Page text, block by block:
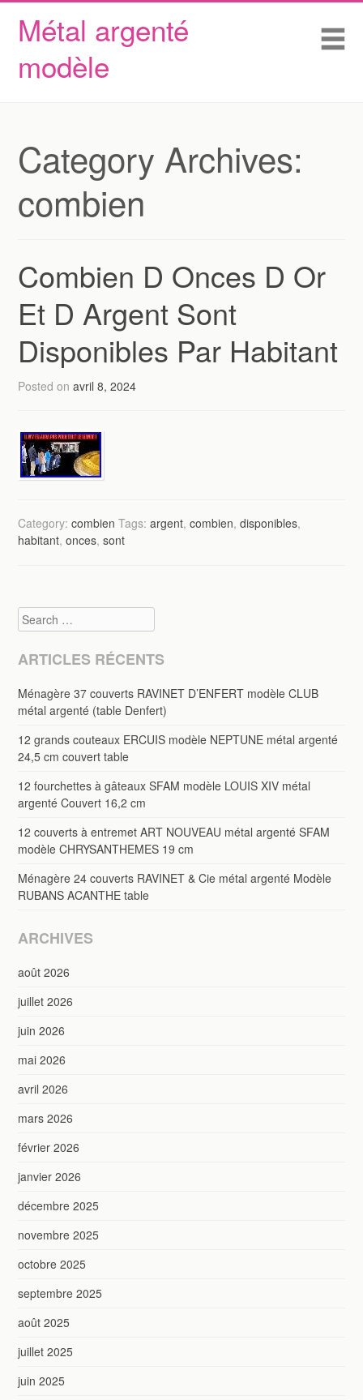
Métal argenté
modèle
Skip to content
Accueil
Conditions d’utilisation
Category Archives:
combien
Combien D Onces D Or
Et D Argent Sont
Disponibles Par Habitant
Posted onavril 8, 2024
Category:combien Tags:argent,combien,disponibles,
habitant,onces,sont
Search
ARTICLES RÉCENTS
Ménagère 37 couverts RAVINET D’ENFERT modèle CLUB
métal argenté (table Denfert)
12 grands couteaux ERCUIS modèle NEPTUNE métal argenté
24,5 cm couvert table
12 fourchettes à gâteaux SFAM modèle LOUIS XIV métal
argenté Couvert 16,2 cm
12 couverts à entremet ART NOUVEAU métal argenté SFAM
modèle CHRYSANTHEMES 19 cm
Ménagère 24 couverts RAVINET & Cie métal argenté Modèle
RUBANS ACANTHE table
ARCHIVES
août 2026
juillet 2026
juin 2026
mai 2026
avril 2026
mars 2026
février 2026
janvier 2026
décembre 2025
novembre 2025
octobre 2025
septembre 2025
août 2025
juillet 2025
juin 2025